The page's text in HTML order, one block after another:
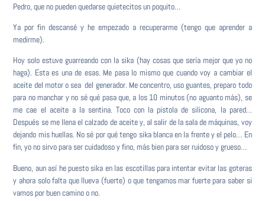
Pedro, que no pueden quedarse quietecitos un poquito…
Ya por fin descansé y he empezado a recuperarme (tengo que aprender a
medirme).
Hoy solo estuve guarreando con la sika (hay cosas que sería mejor que yo no
haga). Esta es una de esas. Me pasa lo mismo que cuando voy a cambiar el
aceite del motor o sea del generador. Me concentro, uso guantes, preparo todo
para no manchar y no sé qué pasa que, a los 10 minutos (no aguanto más), se
me cae el aceite a la sentina. Toco con la pistola de silicona, la pared…
Después se me llena el calzado de aceite y, al salir de la sala de máquinas, voy
dejando mis huellas. No sé por qué tengo sika blanca en la frente y el pelo… En
fin, yo no sirvo para ser cuidadoso y fino, más bien para ser ruidoso y grueso…
Bueno, aun así he puesto sika en las escotillas para intentar evitar las goteras
y ahora solo falta que llueva (fuerte) o que tengamos mar fuerte para saber si
vamos por buen camino o no.